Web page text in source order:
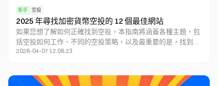
新手 空投
2025 年尋找加密貨幣空投的 12 個最佳網站
如果您想了解如何正確找到空投，本指南將涵蓋各種主題，包
括空投如何工作、不同的空投策略，以及最重要的是，找到合
法加密貨幣空投的最佳網站。
2026-04-07 12:08:23